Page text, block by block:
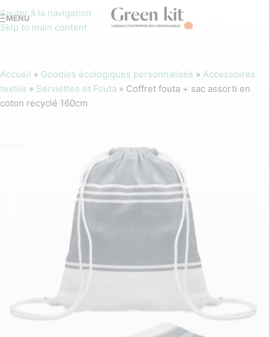
Sauter à la navigation
Skip to main content
MENU
Accueil » Goodies écologiques personnalisés » Accessoires
textile » Serviettes et Fouta » Coffret fouta + sac assorti en
coton recyclé 160cm